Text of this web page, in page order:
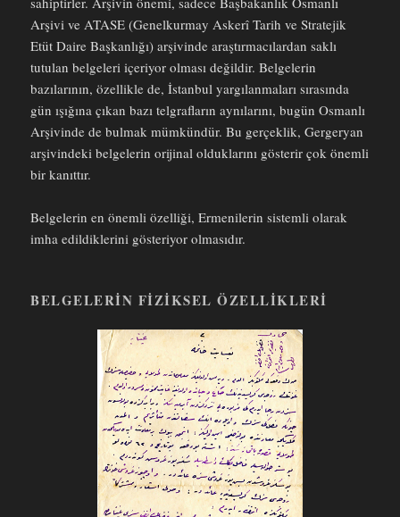
Arşivi ve ATASE (Genelkurmay Askerî Tarih ve Stratejik
Etüt Daire Başkanlığı) arşivinde araştırmacılardan saklı
tutulan belgeleri içeriyor olması değildir. Belgelerin
bazılarının, özellikle de, İstanbul yargılanmaları sırasında
gün ışığına çıkan bazı telgrafların aynılarını, bugün Osmanlı
Arşivinde de bulmak mümkündür. Bu gerçeklik, Gergeryan
arşivindeki belgelerin orijinal olduklarını gösterir çok önemli
bir kanıttır.
Belgelerin en önemli özelliği, Ermenilerin sistemli olarak
imha edildiklerini gösteriyor olmasıdır.
BELGELERIN FIZIKSEL ÖZELLIKLERI